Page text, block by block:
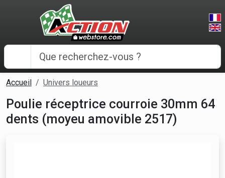
Panneau de gestion des cookies
Accueil Univers loueurs
Poulie réceptrice courroie 30mm 64
dents (moyeu amovible 2517)